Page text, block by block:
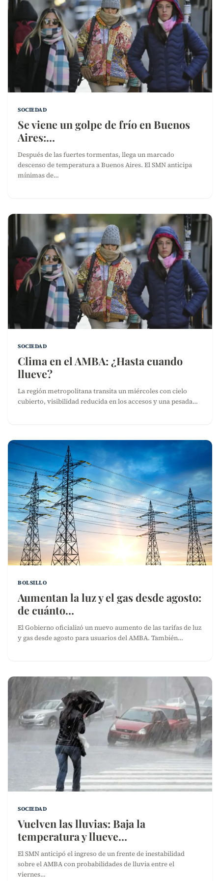
SOCIEDAD
Se viene un golpe de frío en Buenos
Aires:…
Después de las fuertes tormentas, llega un marcado
descenso de temperatura a Buenos Aires. El SMN anticipa
mínimas de…
SOCIEDAD
Clima en el AMBA: ¿Hasta cuando
llueve?
La región metropolitana transita un miércoles con cielo
cubierto, visibilidad reducida en los accesos y una pesada…
BOLSILLO
Aumentan la luz y el gas desde agosto:
de cuánto…
El Gobierno oficializó un nuevo aumento de las tarifas de luz
y gas desde agosto para usuarios del AMBA. También…
SOCIEDAD
Vuelven las lluvias: Baja la
temperatura y llueve…
El SMN anticipó el ingreso de un frente de inestabilidad
sobre el AMBA con probabilidades de lluvia entre el
viernes…